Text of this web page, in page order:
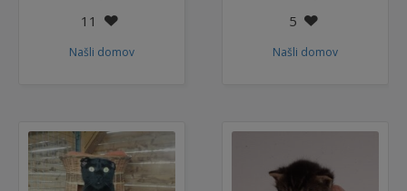
11
Našli domov
5
Našli domov